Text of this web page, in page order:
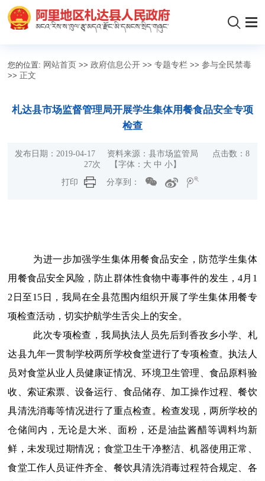
您的位置: 网站首页 >>政府信息公开 >>专题专栏 >>参与全民禁毒
>> 正文
札达县市场监督管理局开展学生集体用餐食品安全专项
检查
发布日期：2019-04-17 资料来源：县市场监管局 点击数：8
27次 【字体： 大 中 小】
打印
分享到：
为进一步加强学生集体用餐食品安全，防范学生集体
用餐食品安全风险，防止群体性食物中毒事件的发生，4月1
2日至15日， 我局在全县范围内组织开展了学生集体用餐专
项检查活动，切实护航学生舌尖上的安全。
此次专项检查，我局执法人员先后到 香孜乡小学、 札
达县九年一贯制学校两所学校食堂进行了专项检查。执法人
员对食堂从业人员健康证情况、环境卫生管理、食品原料验
收、索证索票、设备运行、食品储存、加工操作过程、餐饮
具清洗消毒等情况进行了重点检查。检查发现 ， 两所学校的
仓储间内，无论是大米、面粉，还是油盐酱醋等调料均新
鲜 ， 未发现过期情况 ； 食堂卫生干净整洁 、机器使用 正常
食堂工作人员证件齐全
餐饮具清洗消毒过程符合规定、各